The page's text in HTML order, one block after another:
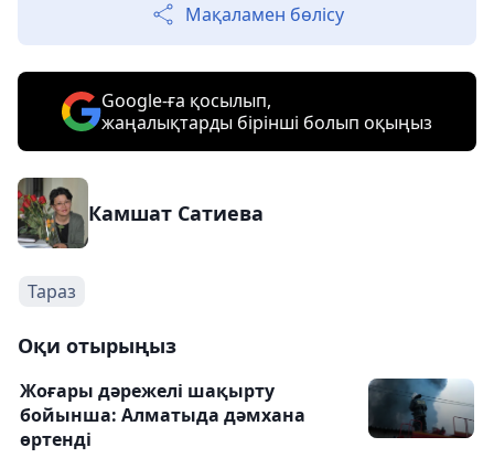
Мақаламен бөлісу
Google-ға қосылып,
жаңалықтарды бірінші болып оқыңыз
Камшат Сатиева
Тараз
Оқи отырыңыз
Жоғары дәрежелі шақырту
бойынша: Алматыда дәмхана
өртенді